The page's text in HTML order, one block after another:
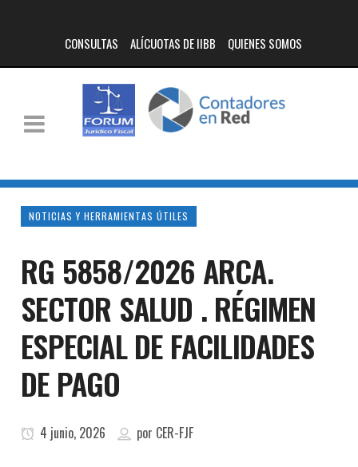
CONSULTAS ALÍCUOTAS DE IIBB QUIENES SOMOS
NOTICIAS Y HERRAMIENTAS ÚTILES
RG 5858/2026 ARCA.
SECTOR SALUD . RÉGIMEN
ESPECIAL DE FACILIDADES
DE PAGO
4 junio, 2026 por CER-FJF